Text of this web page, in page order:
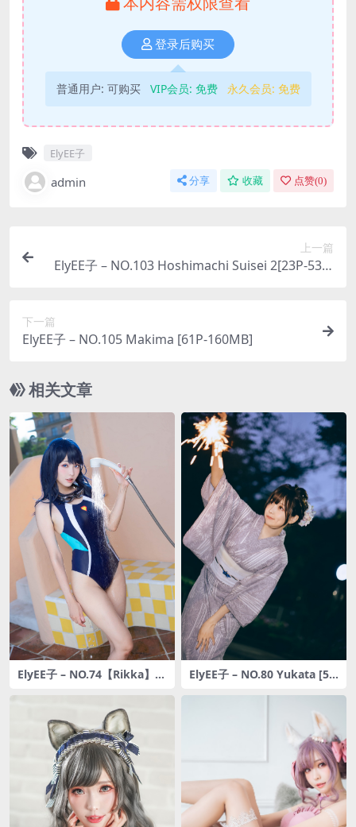
登录后购买
普通用户: 可购买 VIP会员: 免费 永久会员: 免费
ElyEE子
admin 分享 收藏 点赞(0)
上一篇
ElyEE子 – NO.103 Hoshimachi Suisei 2[23P-53M
下一篇
ElyEE子 – NO.105 Makima [61P-160MB]
相关文章
ElyEE子 – NO.74【Rikka】六
ElyEE子 – NO.80 Yukata [56